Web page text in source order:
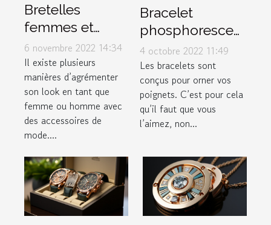
Bretelles
femmes et
hommes :
comment les
porter ?
6 novembre 2022 14:34
Il existe plusieurs
manières d’agrémenter
son look en tant que
femme ou homme avec
des accessoires de
mode....
Bracelet
phosphorescent
: illuminez votre
poignet !
4 octobre 2022 11:49
Les bracelets sont
conçus pour orner vos
poignets. C’est pour cela
qu’il faut que vous
l’aimez, non...